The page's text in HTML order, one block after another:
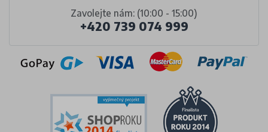
Zavolejte nám: (10:00 - 15:00)
+420 739 074 999